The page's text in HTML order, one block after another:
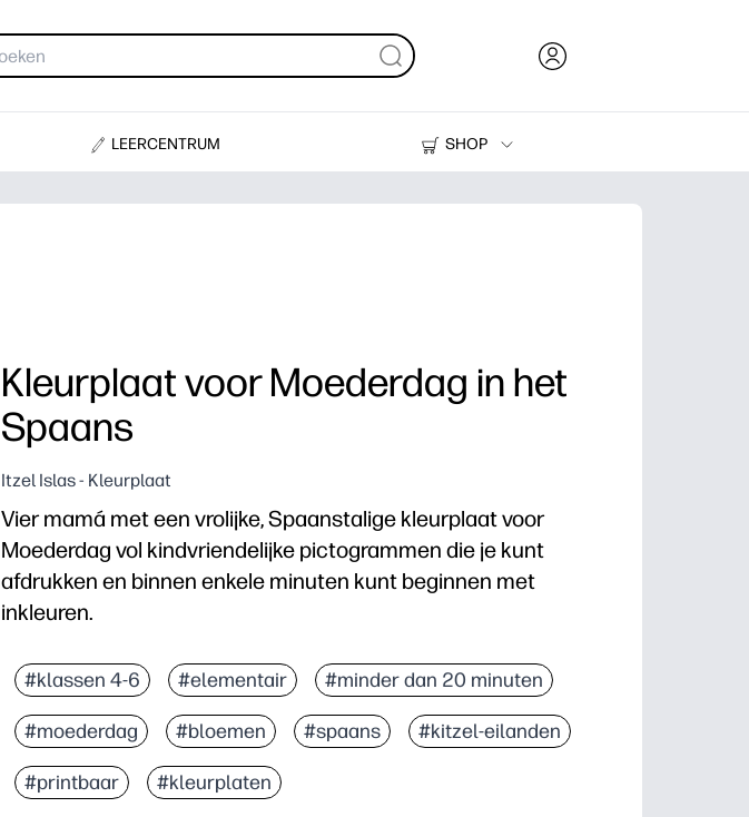
LEERCENTRUM
SHOP
Printers
Kleurplaat voor Moederdag in het
Spaans
Itzel Islas - Kleurplaat
Vier mamá met een vrolijke, Spaanstalige kleurplaat voor
Moederdag vol kindvriendelijke pictogrammen die je kunt
afdrukken en binnen enkele minuten kunt beginnen met
inkleuren.
Geen voorbereiding - gewoon printen en naar de klas gaan, naschoolse tijd
Geschikt voor alle leeftijden - eenvoudige vormen voor kleine handjes en
Ontwikkelt vaardigheden - fijne motoriek, kleurherkenning en Spaanse
Veelzijdig te gebruiken - maak van afgewerkte kunst kaarten,
#klassen 4-6 #elementair #minder dan 20 minuten
#moederdag #bloemen #spaans #kitzel-eilanden
#printbaar #kleurplaten